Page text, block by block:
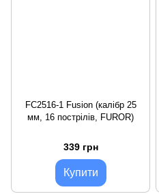
FC2516-1 Fusion (калібр 25
мм, 16 пострілів, FUROR)
339 грн
Купити